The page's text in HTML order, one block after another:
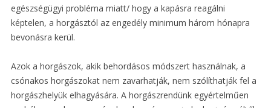
egészségügyi probléma miatt/ hogy a kapásra reagálni
képtelen, a horgásztól az engedély minimum három hónapra
bevonásra kerül.
Azok a horgászok, akik behordásos módszert használnak, a
csónakos horgászokat nem zavarhatják, nem szólíthatják fel a
horgászhelyük elhagyására. A horgászrendünk egyértelműen